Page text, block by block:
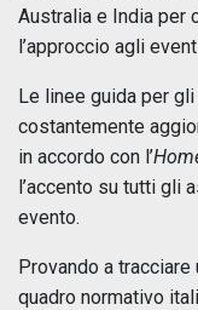
Australia e India per
l’approccio agli
Le linee guida per
costantemente
in accordo con l’
l’accento su tutti gli
evento.
Provando a
quadro normativo